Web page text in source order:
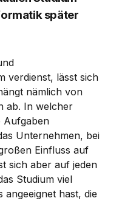
später
verdienst, lässt sich
nämlich von
ab. In welcher
Aufgaben
Unternehmen, bei
Einfluss auf
sich aber auf jeden
Studium viel
angeeignet hast, die